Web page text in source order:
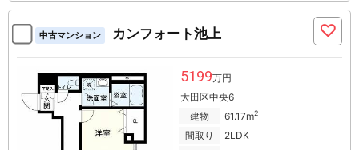
中古マンション カンフォート池上
5199万円
大田区中央6
建物
61.17m2
間取り
2LDK